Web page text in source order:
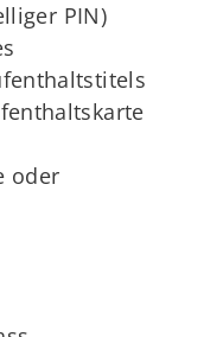
PIN)
oder